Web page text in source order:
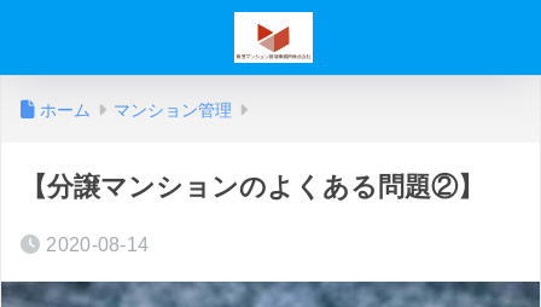
ホーム マンション管理
【分譲マンションのよくある問題②】
2020-08-14